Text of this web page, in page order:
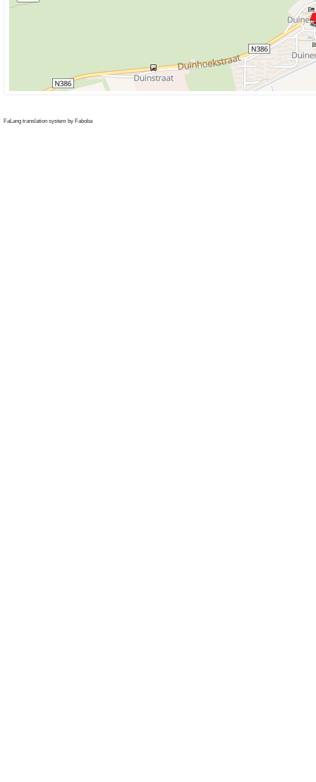
FaLang translation system by Faboba